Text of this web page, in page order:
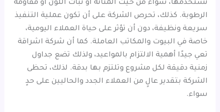
تستخدمها، سواء من حيث المتانة أو ثبات اللون أو مقاومة
الرطوبة. كذلك، تحرص الشركة على أن تكون عملية التنفيذ
سريعة ونظيفة، دون أن تؤثر على حياة العملاء اليومية،
خاصة في البيوت والمكاتب العاملة. كما أن شركة اشراقة
تعي جيدًا أهمية الالتزام بالمواعيد، ولذلك تضع جداول
زمنية دقيقة لكل مشروع وتلتزم بها بدقة. لذلك، تحظى
الشركة بتقدير عالٍ من العملاء الجدد والحاليين على حدٍ
سواء.